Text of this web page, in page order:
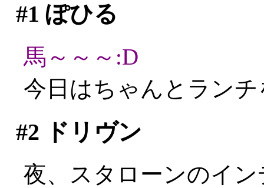
#1 ぽひる
馬～～～:D
今日はちゃんとラン
#2 ドリヴン
夜、スタローンのイ